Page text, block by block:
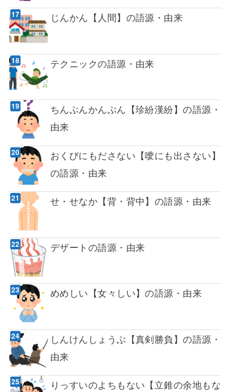
じんかん【人間】の語源・由来
テクニックの語源・由来
ちんぷんかんぷん【珍紛漢紛】の語源・
由来
おくびにもださない【噯にも出さない】
の語源・由来
せ・せなか【背・背中】の語源・由来
デザートの語源・由来
めめしい【女々しい】の語源・由来
しんけんしょうぶ【真剣勝負】の語源・
由来
りっすいのよちもない【立錐の余地もな